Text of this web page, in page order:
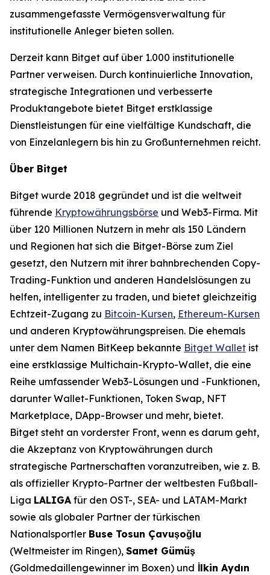
zusammengefasste Vermögensverwaltung für
institutionelle Anleger bieten sollen.
Derzeit kann Bitget auf über 1.000 institutionelle
Partner verweisen. Durch kontinuierliche Innovation,
strategische Integrationen und verbesserte
Produktangebote bietet Bitget erstklassige
Dienstleistungen für eine vielfältige Kundschaft, die
von Einzelanlegern bis hin zu Großunternehmen reicht.
Über Bitget
Bitget wurde 2018 gegründet und ist die weltweit
führende Kryptowährungsbörse und Web3-Firma. Mit
über 120 Millionen Nutzern in mehr als 150 Ländern
und Regionen hat sich die Bitget-Börse zum Ziel
gesetzt, den Nutzern mit ihrer bahnbrechenden Copy-
Trading-Funktion und anderen Handelslösungen zu
helfen, intelligenter zu traden, und bietet gleichzeitig
Echtzeit-Zugang zu Bitcoin-Kursen, Ethereum-Kursen
und anderen Kryptowährungspreisen. Die ehemals
unter dem Namen BitKeep bekannte Bitget Wallet ist
eine erstklassige Multichain-Krypto-Wallet, die eine
Reihe umfassender Web3-Lösungen und -Funktionen,
darunter Wallet-Funktionen, Token Swap, NFT
Marketplace, DApp-Browser und mehr, bietet.
Bitget steht an vorderster Front, wenn es darum geht,
die Akzeptanz von Kryptowährungen durch
strategische Partnerschaften voranzutreiben, wie z. B.
als offizieller Krypto-Partner der weltbesten Fußball-
Liga LALIGA für den OST-, SEA- und LATAM-Markt
sowie als globaler Partner der türkischen
Nationalsportler Buse Tosun Çavuşoğlu
(Weltmeister im Ringen), Samet Gümüş
(Goldmedaillengewinner im Boxen) und İlkin Aydın